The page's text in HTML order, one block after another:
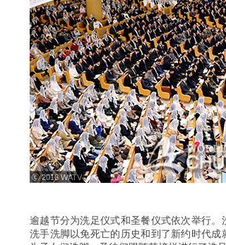
ⓒ 2016 WATV
逾越节分为洗足仪式和圣餐仪式依次举行
洗手洗脚以免死亡的历史和到了新约时代